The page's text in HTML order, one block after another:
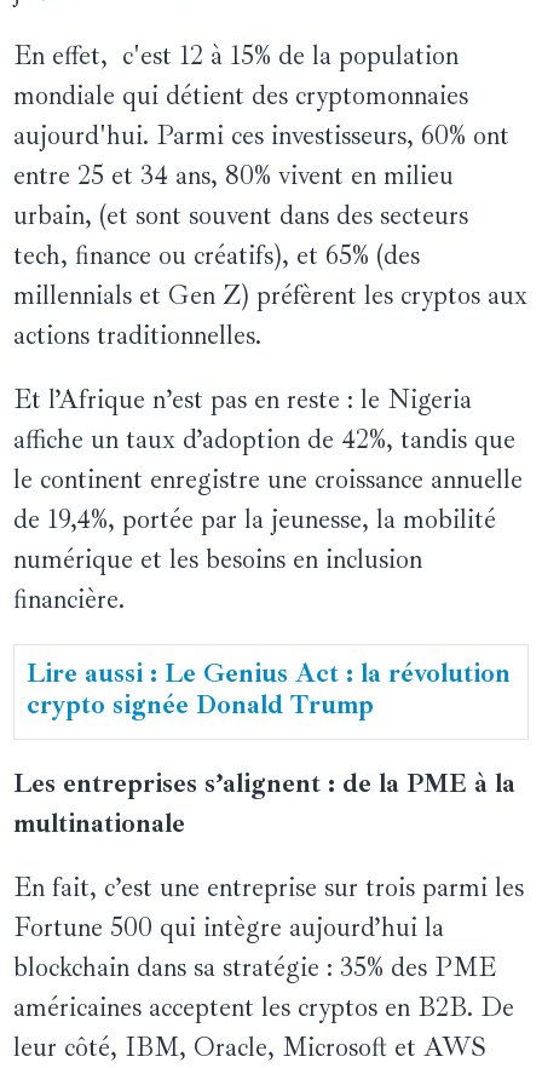
En effet, c'est 12 à 15% de la population
mondiale qui détient des cryptomonnaies
aujourd'hui. Parmi ces investisseurs, 60% ont
entre 25 et 34 ans, 80% vivent en milieu
urbain, (et sont souvent dans des secteurs
tech, finance ou créatifs), et 65% (des
millennials et Gen Z) préfèrent les cryptos aux
actions traditionnelles.
Et l’Afrique n’est pas en reste : le Nigeria
affiche un taux d’adoption de 42%, tandis que
le continent enregistre une croissance annuelle
de 19,4%, portée par la jeunesse, la mobilité
numérique et les besoins en inclusion
financière.
Lire aussi : Le Genius Act : la révolution
crypto signée Donald Trump
Les entreprises s’alignent : de la PME à la
multinationale
En fait, c’est une entreprise sur trois parmi les
Fortune 500 qui intègre aujourd’hui la
blockchain dans sa stratégie : 35% des PME
américaines acceptent les cryptos en B2B. De
leur côté, IBM, Oracle, Microsoft et AWS